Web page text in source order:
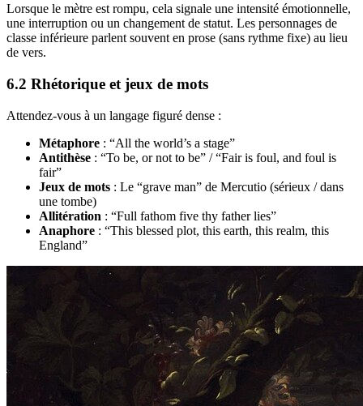
Lorsque le mètre est rompu, cela signale une intensité émotionnelle,
une interruption ou un changement de statut. Les personnages de
classe inférieure parlent souvent en prose (sans rythme fixe) au lieu
de vers.
6.2 Rhétorique et jeux de mots
Attendez-vous à un langage figuré dense :
Métaphore : “All the world’s a stage”
Antithèse : “To be, or not to be” / “Fair is foul, and foul is
fair”
Jeux de mots : Le “grave man” de Mercutio (sérieux / dans
une tombe)
Allitération : “Full fathom five thy father lies”
Anaphore : “This blessed plot, this earth, this realm, this
England”